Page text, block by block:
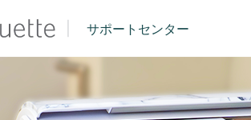
サポートセンター
ジャパン サポート